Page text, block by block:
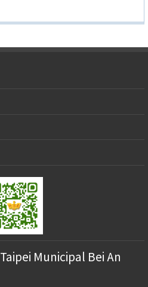
Taipei Municipal Bei An